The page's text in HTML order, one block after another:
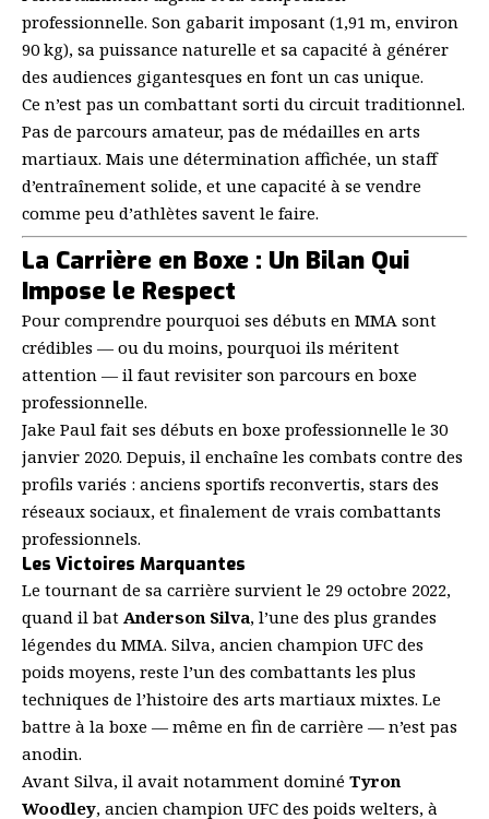
professionnelle. Son gabarit imposant (1,91 m, environ
90 kg), sa puissance naturelle et sa capacité à générer
des audiences gigantesques en font un cas unique.
Ce n’est pas un combattant sorti du circuit traditionnel.
Pas de parcours amateur, pas de médailles en arts
martiaux. Mais une détermination affichée, un staff
d’entraînement solide, et une capacité à se vendre
comme peu d’athlètes savent le faire.
La Carrière en Boxe : Un Bilan Qui
Impose le Respect
Pour comprendre pourquoi ses débuts en MMA sont
crédibles — ou du moins, pourquoi ils méritent
attention — il faut revisiter son parcours en boxe
professionnelle.
Jake Paul fait ses débuts en boxe professionnelle le 30
janvier 2020. Depuis, il enchaîne les combats contre des
profils variés : anciens sportifs reconvertis, stars des
réseaux sociaux, et finalement de vrais combattants
professionnels.
Les Victoires Marquantes
Le tournant de sa carrière survient le 29 octobre 2022,
quand il bat Anderson Silva, l’une des plus grandes
légendes du MMA. Silva, ancien champion UFC des
poids moyens, reste l’un des combattants les plus
techniques de l’histoire des arts martiaux mixtes. Le
battre à la boxe — même en fin de carrière — n’est pas
anodin.
Avant Silva, il avait notamment dominé Tyron
Woodley, ancien champion UFC des poids welters, à